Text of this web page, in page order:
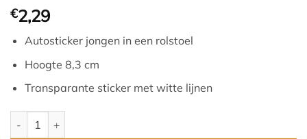
€2,29
Autosticker jongen in een rolstoel
Hoogte 8,3 cm
Transparante sticker met witte lijnen
Jongen in rolstoel aantal